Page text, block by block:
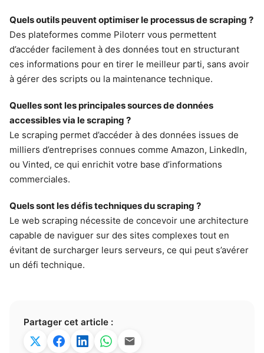
Quels outils peuvent optimiser le processus de scraping ?
Des plateformes comme Piloterr vous permettent
d’accéder facilement à des données tout en structurant
ces informations pour en tirer le meilleur parti, sans avoir
à gérer des scripts ou la maintenance technique.
Quelles sont les principales sources de données
accessibles via le scraping ?
Le scraping permet d’accéder à des données issues de
milliers d’entreprises connues comme Amazon, LinkedIn,
ou Vinted, ce qui enrichit votre base d’informations
commerciales.
Quels sont les défis techniques du scraping ?
Le web scraping nécessite de concevoir une architecture
capable de naviguer sur des sites complexes tout en
évitant de surcharger leurs serveurs, ce qui peut s’avérer
un défi technique.
Partager cet article :